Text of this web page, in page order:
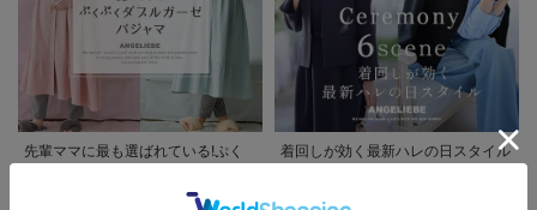
先輩ママに最も選ばれている!ぷく
着回しが効く最新ハレの日スタイル